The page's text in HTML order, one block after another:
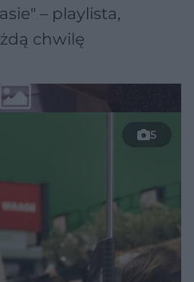
– playlista,
chwilę
5